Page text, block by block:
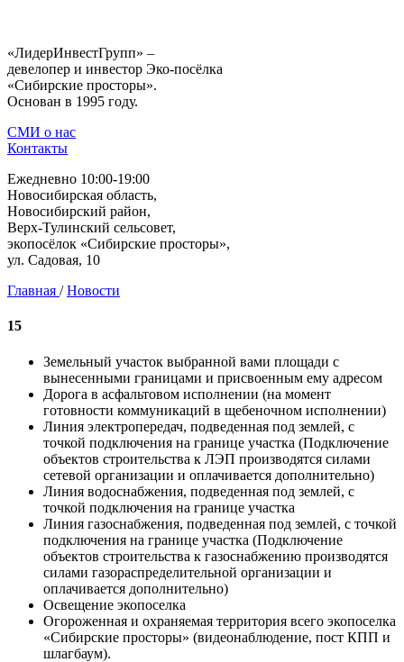
«ЛидерИнвестГрупп» –
девелопер и инвестор Эко-посёлка
«Сибирские просторы».
Основан в 1995 году.
СМИ о нас
Контакты
Ежедневно 10:00-19:00
Новосибирская область,
Новосибирский район,
Верх-Тулинский сельсовет,
экопосёлок «Сибирские просторы»,
ул. Садовая, 10
Главная / Новости
15
Земельный участок выбранной вами площади с
вынесенными границами и присвоенным ему адресом
Дорога в асфальтовом исполнении (на момент
готовности коммуникаций в щебеночном исполнении)
Линия электропередач, подведенная под землей, с
точкой подключения на границе участка (Подключение
объектов строительства к ЛЭП производятся силами
сетевой организации и оплачивается дополнительно)
Линия водоснабжения, подведенная под землей, с
точкой подключения на границе участка
Линия газоснабжения, подведенная под землей, с точкой
подключения на границе участка (Подключение
объектов строительства к газоснабжению производятся
силами газораспределительной организации и
оплачивается дополнительно)
Освещение экопоселка
Огороженная и охраняемая территория всего экопоселка
«Сибирские просторы» (видеонаблюдение, пост КПП и
шлагбаум).